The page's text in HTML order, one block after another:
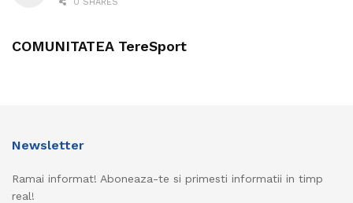
COMUNITATEA TereSport
Newsletter
Ramai informat! Aboneaza-te si primesti informatii in timp
real!